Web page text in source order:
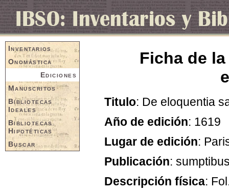
Inventarios
Onomástica
Ediciones
Manuscritos
Bibliotecas
Ideales
Bibliotecas
Hipotéticas
Buscar
Ficha de
Titulo: De eloquentia
Año de edición: 1619
Lugar de edición:
Publicación:
Descripción física: